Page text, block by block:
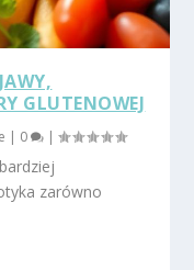
GLUTENOWEJ
| 0 |
zarówno